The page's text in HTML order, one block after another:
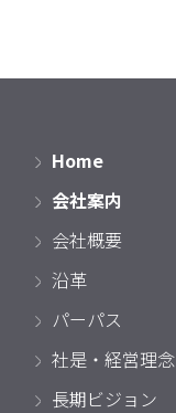
Home
会社案内
会社概要
沿革
パーパス
社是・経営理念
長期ビジョン